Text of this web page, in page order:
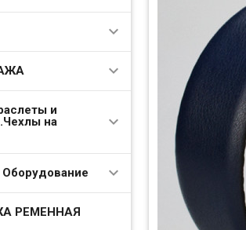
и
на
Оборудование
РЕМЕННАЯ